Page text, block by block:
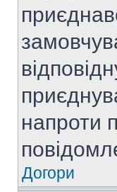
напроти
Догори